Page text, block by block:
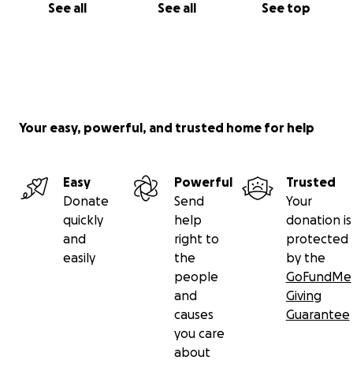
See all See all See top
Your easy, powerful, and trusted home for help
Easy
Donate
quickly
and
easily
Powerful
Send
help
right to
the
people
and
causes
you care
about
Trusted
Your
donation is
protected
by the
GoFundMe
Giving
Guarantee